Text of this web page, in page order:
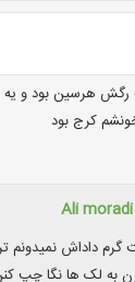
رگش هرسین بود و
کرج بود
Ali moradi
گرم داداش نمیدونم
به لک ها نگا چپ